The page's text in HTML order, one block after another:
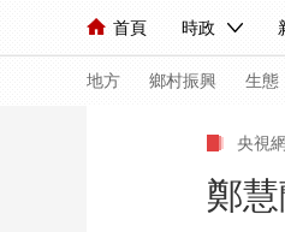
首頁 時政
人民領袖習近平 聯播+
直播 片庫 欄目大全
海外頻道 iPanda
地方 鄉村振興 生態
央視網
鄭